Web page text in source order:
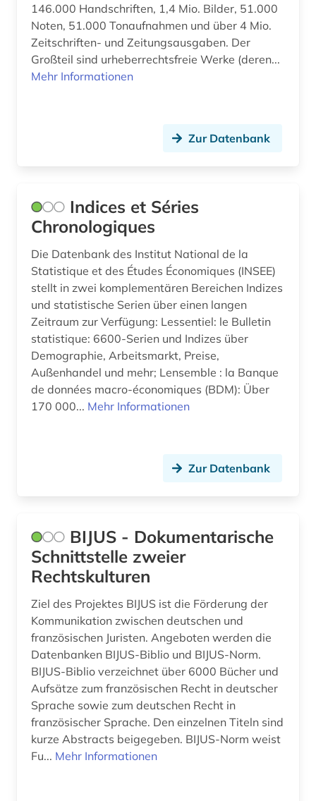
ethnologie (1)
etymologie (2)
europa (6)
fernsehen (1)
feuilleton (1)
fid geschichtswissenschaft (1)
fid ost-, ostmittel- und südosteuropa (1)
film (1)
finnland (1)
firma (1)
formulare (1)
forschung (2)
fotografie (1)
frankeich (1)
frankreich (90)
frankreich <nord> (1)
frankreich zeitung (1)
franziszeische landesaufnahme (1)
französisch (32)
146.000 Handschriften, 1,4 Mio. Bilder, 51.000
Noten, 51.000 Tonaufnahmen und über 4 Mio.
Zeitschriften- und Zeitungsausgaben. Der
Großteil sind urheberrechtsfreie Werke (deren...
Mehr Informationen
Zur Datenbank
Indices et Séries
Chronologiques
Die Datenbank des Institut National de la
Statistique et des Études Économiques (INSEE)
stellt in zwei komplementären Bereichen Indizes
und statistische Serien über einen langen
Zeitraum zur Verfügung: Lessentiel: le Bulletin
statistique: 6600-Serien und Indizes über
Demographie, Arbeitsmarkt, Preise,
Außenhandel und mehr; Lensemble : la Banque
de données macro-économiques (BDM): Über
170 000... Mehr Informationen
Zur Datenbank
BIJUS - Dokumentarische
Schnittstelle zweier
Rechtskulturen
Ziel des Projektes BIJUS ist die Förderung der
Kommunikation zwischen deutschen und
französischen Juristen. Angeboten werden die
Datenbanken BIJUS-Biblio und BIJUS-Norm.
BIJUS-Biblio verzeichnet über 6000 Bücher und
Aufsätze zum französischen Recht in deutscher
Sprache sowie zum deutschen Recht in
französischer Sprache. Den einzelnen Titeln sind
kurze Abstracts beigegeben. BIJUS-Norm weist
Fu... Mehr Informationen